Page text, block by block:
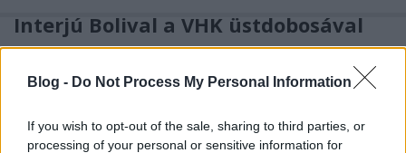
Blog - Do Not Process My Personal Information
If you wish to opt-out of the sale, sharing to third parties, or
processing of your personal or sensitive information for
Interjú Bolival a VHK üstdobosával
Makkur•2009. szeptember 22. 10
Bolival aki jelenleg a Vágtázó Életerő zenekarban
üstdobol ami a VHK utódzenekara de játszott már ...